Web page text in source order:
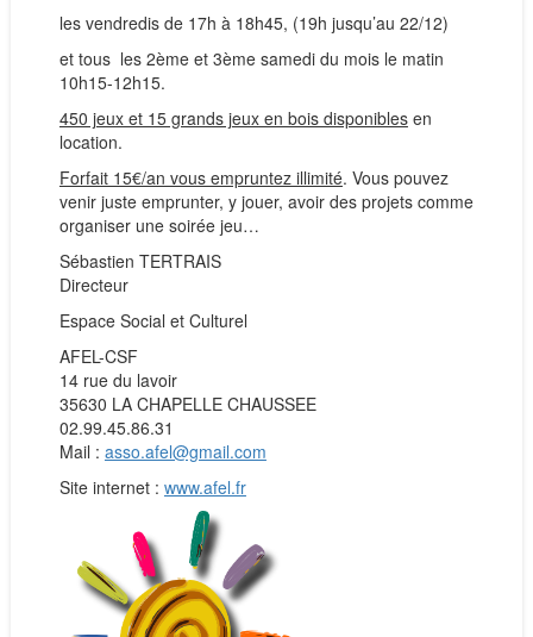
les vendredis de 17h à 18h45, (19h jusqu’au 22/12)
et tous les 2ème et 3ème samedi du mois le matin
10h15-12h15.
450 jeux et 15 grands jeux en bois disponiblesen
location.
Forfait 15€/an vous empruntez illimité. Vous pouvez
venir juste emprunter, y jouer, avoir des projets comme
organiser une soirée jeu…
Sébastien TERTRAIS
Directeur
Espace Social et Culturel
AFEL-CSF
14 rue du lavoir
35630 LA CHAPELLE CHAUSSEE
02.99.45.86.31
Mail : asso.afel@gmail.com
Site internet : www.afel.fr